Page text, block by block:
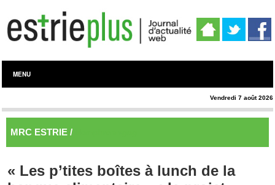
MENU
Vendredi 7 août 2026
MRC ESTRIE /
« Les p’tites boîtes à lunch de la